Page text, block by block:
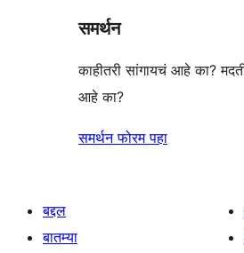
समर्थन
काहीतरी सांगायचं आहे का?
आहे का?
समर्थन फोरम पहा
बद्दल
बातम्या